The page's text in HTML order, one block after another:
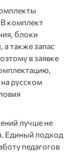
В комплект
блоки
а также запас
в заявке
русском
лучше не
Единый подход
педагогов